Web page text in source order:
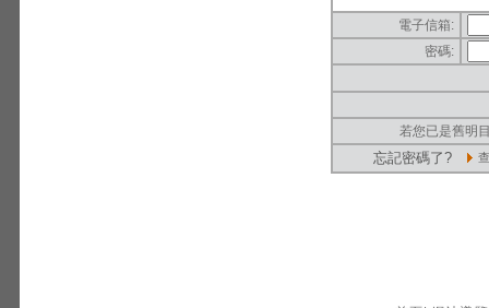
電子信箱:
密碼:
若您已是舊明
忘記密碼了?